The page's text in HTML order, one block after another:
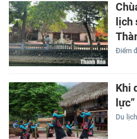
Điểm
Khi
Du lịch